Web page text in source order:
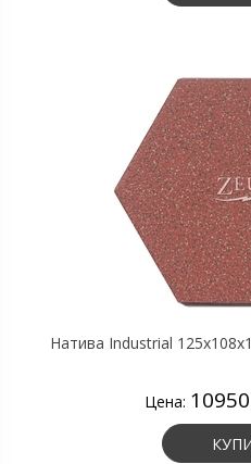
Натива Industrial
Цена: